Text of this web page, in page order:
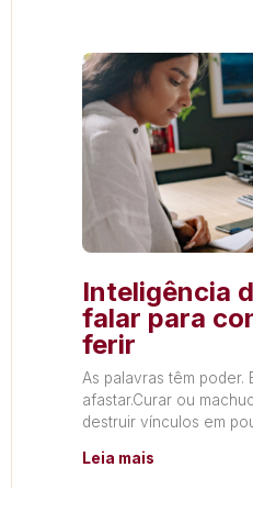
Inteligência
falar para
ferir
As palavras têm poder.
afastar.Curar ou
destruir vínculos em
Leia mais